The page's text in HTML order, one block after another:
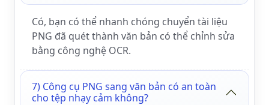
Có, bạn có thể nhanh chóng chuyển tài liệu
PNG đã quét thành văn bản có thể chỉnh sửa
bằng công nghệ OCR.
7) Công cụ PNG sang văn bản có an toàn
cho tệp nhạy cảm không?